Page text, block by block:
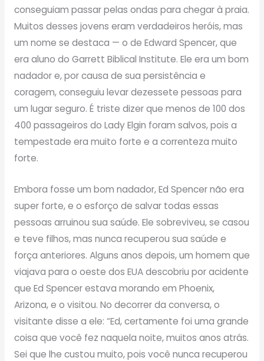
conseguiam passar pelas ondas para chegar à praia.
Muitos desses jovens eram verdadeiros heróis, mas
um nome se destaca — o de Edward Spencer, que
era aluno do Garrett Biblical Institute. Ele era um bom
nadador e, por causa de sua persistência e
coragem, conseguiu levar dezessete pessoas para
um lugar seguro. É triste dizer que menos de 100 dos
400 passageiros do Lady Elgin foram salvos, pois a
tempestade era muito forte e a correnteza muito
forte.
Embora fosse um bom nadador, Ed Spencer não era
super forte, e o esforço de salvar todas essas
pessoas arruinou sua saúde. Ele sobreviveu, se casou
e teve filhos, mas nunca recuperou sua saúde e
força anteriores. Alguns anos depois, um homem que
viajava para o oeste dos EUA descobriu por acidente
que Ed Spencer estava morando em Phoenix,
Arizona, e o visitou. No decorrer da conversa, o
visitante disse a ele: “Ed, certamente foi uma grande
coisa que você fez naquela noite, muitos anos atrás.
Sei que lhe custou muito, pois você nunca recuperou